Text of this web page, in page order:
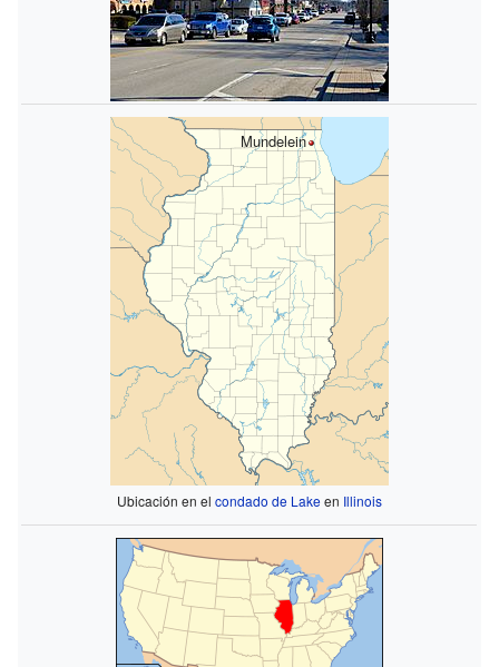
Mundelein
Ubicación en el condado de Lakeen Illinois